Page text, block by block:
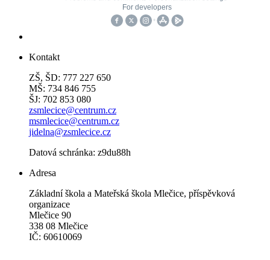
Kontakt
ZŠ, ŠD: 777 227 650
MŠ: 734 846 755
ŠJ: 702 853 080
zsmlecice@centrum.cz
msmlecice@centrum.cz
jidelna@zsmlecice.cz
Datová schránka: z9du88h
Adresa
Základní škola a Mateřská škola Mlečice, příspěvková
organizace
Mlečice 90
338 08 Mlečice
IČ: 60610069